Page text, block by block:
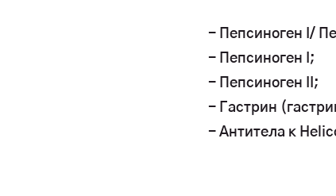
- Пепсиноген I/
- Пепсиноген I;
- Пепсиноген II;
- Гастрин
- Антитела к